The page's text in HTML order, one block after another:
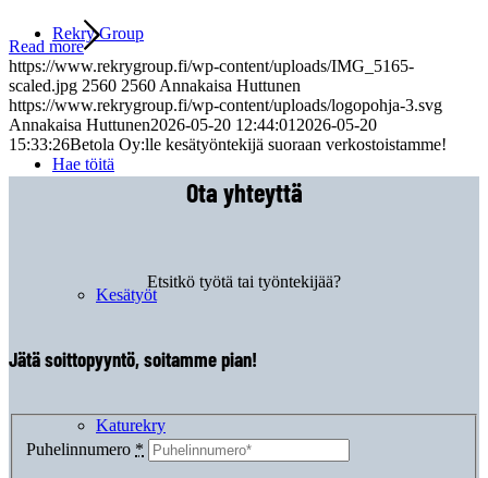
Rekry Group
Hae töitä
Kesätyöt
Katurekry
Read more
https://www.rekrygroup.fi/wp-content/uploads/IMG_5165-
scaled.jpg 2560 2560 Annakaisa Huttunen
https://www.rekrygroup.fi/wp-content/uploads/logopohja-3.svg
Annakaisa Huttunen2026-05-20 12:44:01 2026-05-20
15:33:26Betola Oy:lle kesätyöntekijä suoraan verkostoistamme!
Ota yhteyttä
Etsitkö työtä tai työntekijää?
Jätä soittopyyntö, soitamme pian!
Puhelinnumero *